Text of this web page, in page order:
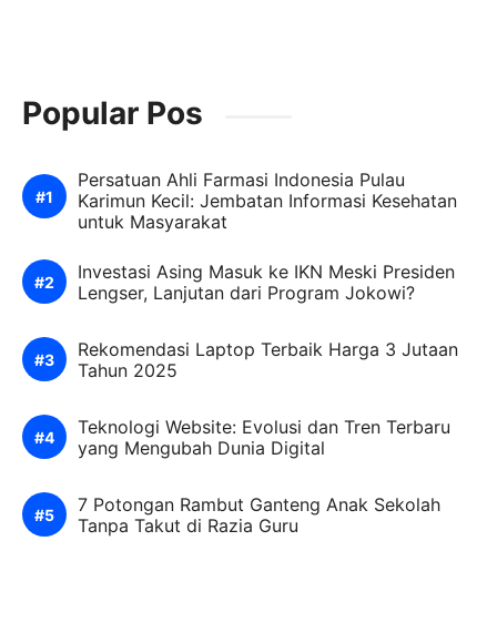
Popular Pos
Persatuan Ahli Farmasi Indonesia Pulau
Karimun Kecil: Jembatan Informasi Kesehatan
untuk Masyarakat
Investasi Asing Masuk ke IKN Meski Presiden
Lengser, Lanjutan dari Program Jokowi?
Rekomendasi Laptop Terbaik Harga 3 Jutaan
Tahun 2025
Teknologi Website: Evolusi dan Tren Terbaru
yang Mengubah Dunia Digital
7 Potongan Rambut Ganteng Anak Sekolah
Tanpa Takut di Razia Guru